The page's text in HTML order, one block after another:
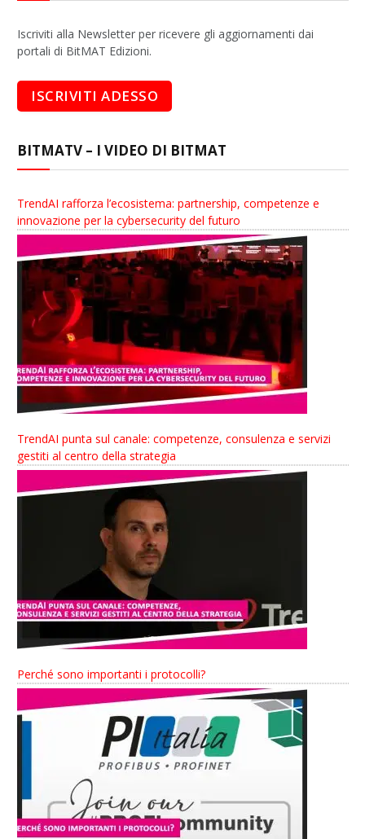
Iscriviti alla Newsletter per ricevere gli aggiornamenti dai
portali di BitMAT Edizioni.
BITMATV – I VIDEO DI BITMAT
TrendAI rafforza l’ecosistema: partnership, competenze e
innovazione per la cybersecurity del futuro
TrendAI punta sul canale: competenze, consulenza e servizi
gestiti al centro della strategia
Perché sono importanti i protocolli?